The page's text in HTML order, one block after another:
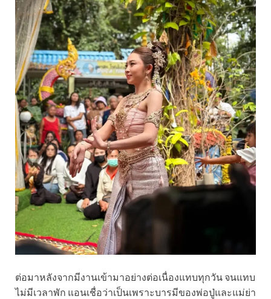
ต่อมาหลังจากมีงานเข้ามาอย่างต่อเนื่องแทบทุกวัน จนแทบ
ไม่มีเวลาพัก แอนเชื่อว่าเป็นเพราะบารมีของพ่อปู่และแม่ย่า